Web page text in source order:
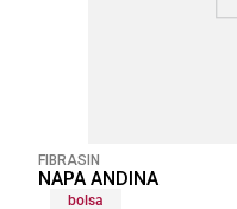
FIBRASIN
NAPA ANDINA
bolsa